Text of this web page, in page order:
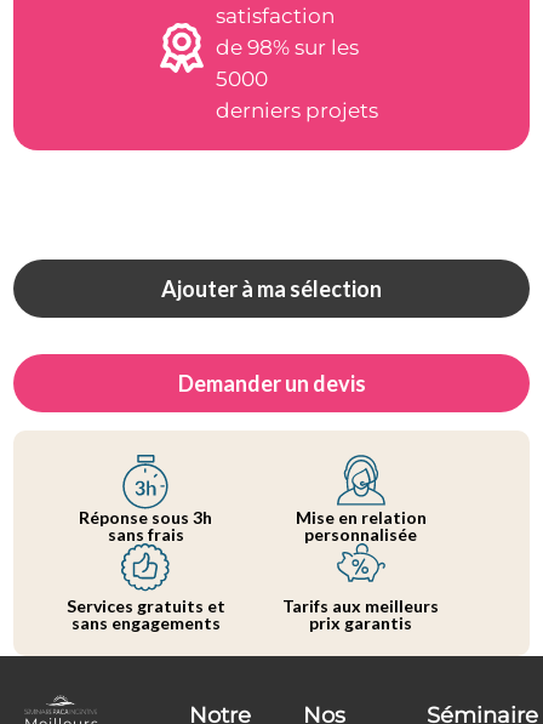
satisfaction
de 98% sur les
5000
derniers projets
Ajouter à ma sélection
Demander un devis
Réponse sous 3h
sans frais
Mise en relation
personnalisée
Services gratuits et
sans engagements
Tarifs aux meilleurs
prix garantis
Notre Nos Séminaire